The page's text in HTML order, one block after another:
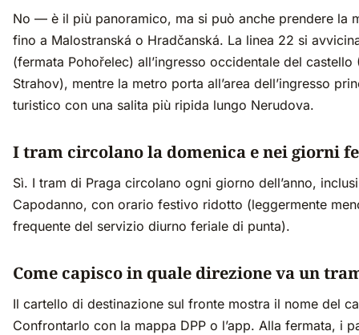
No — è il più panoramico, ma si può anche prendere la
fino a Malostranská o Hradčanská. La linea 22 si
(fermata Pohořelec) all’ingresso occidentale del castello
Strahov), mentre la metro porta all’area dell’ingresso
turistico con una salita più ripida lungo Nerudova.
I tram circolano la domenica e nei giorni
Sì. I tram di Praga circolano ogni giorno dell’anno,
Capodanno, con orario festivo ridotto (leggermente
frequente del servizio diurno feriale di punta).
Come capisco in quale direzione va un
Il cartello di destinazione sul fronte mostra il nome del
Confrontarlo con la mappa DPP o l’app. Alla fermata, i